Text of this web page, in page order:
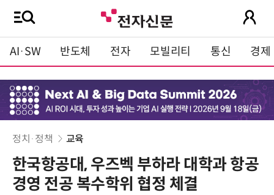
AI·SW 반도체 전자 모빌리티 통신 경제
정치·정책 교육
한국항공대, 우즈벡 부하라 대학과 항공
경영 전공 복수학위 협정 체결